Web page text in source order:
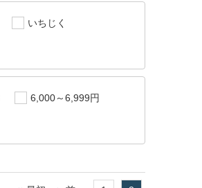
いちじく
6,000～6,999円